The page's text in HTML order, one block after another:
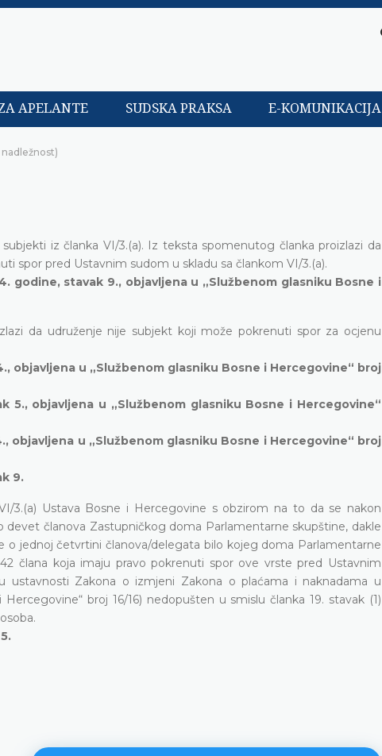
APELANTE SUDSKA PRAKSA E-KOMUNIKACIJA
iz članka VI/3.(a). Iz teksta spomenutog članka proizlazi da
spor pred Ustavnim sudom u skladu sa člankom VI/3.(a).
godine, stavak 9., objavljena u „Službenom glasniku Bosne i
da udruženje nije subjekt koji može pokrenuti spor za ocjenu
objavljena u „Službenom glasniku Bosne i Hercegovine“ broj
5., objavljena u „Službenom glasniku Bosne i Hercegovine“
objavljena u „Službenom glasniku Bosne i Hercegovine“ broj
9.
3.(a) Ustava Bosne i Hercegovine s obzirom na to da se nakon
devet članova Zastupničkog doma Parlamentarne skupštine, dakle
o jednoj četvrtini članova/delegata bilo kojeg doma Parlamentarne
člana koja imaju pravo pokrenuti spor ove vrste pred Ustavnim
ustavnosti Zakona o izmjeni Zakona o plaćama i naknadama u
broj 16/16) nedopušten u smislu članka 19. stavak (1)